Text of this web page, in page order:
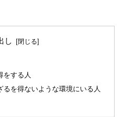
し
をする人
るを得ないような環境にいる人